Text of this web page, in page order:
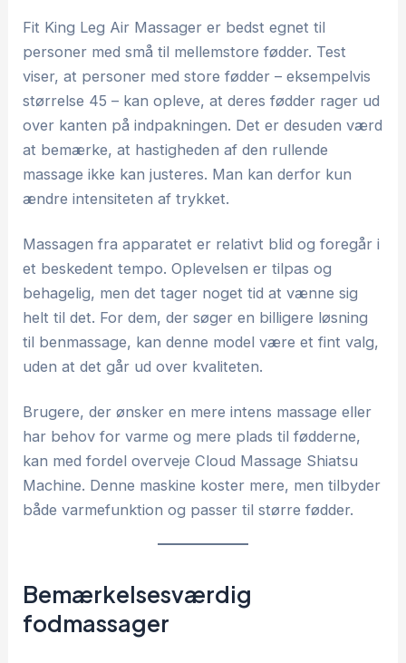
Fit King Leg Air Massager er bedst egnet til
personer med små til mellemstore fødder. Test
viser, at personer med store fødder – eksempelvis
størrelse 45 – kan opleve, at deres fødder rager ud
over kanten på indpakningen. Det er desuden værd
at bemærke, at hastigheden af den rullende
massage ikke kan justeres. Man kan derfor kun
ændre intensiteten af trykket.
Massagen fra apparatet er relativt blid og foregår i
et beskedent tempo. Oplevelsen er tilpas og
behagelig, men det tager noget tid at vænne sig
helt til det. For dem, der søger en billigere løsning
til benmassage, kan denne model være et fint valg,
uden at det går ud over kvaliteten.
Brugere, der ønsker en mere intens massage eller
har behov for varme og mere plads til fødderne,
kan med fordel overveje Cloud Massage Shiatsu
Machine. Denne maskine koster mere, men tilbyder
både varmefunktion og passer til større fødder.
Bemærkelsesværdig
fodmassager